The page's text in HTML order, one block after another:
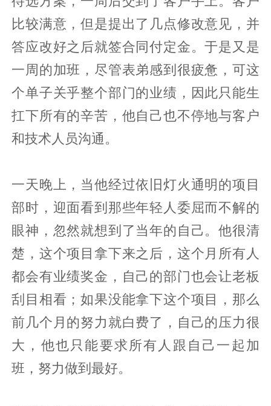
比较满意，但是提出了几点修改意见，并
答应改好之后就签合同付定金。于是又是
一周的加班，尽管表弟感到很疲惫，可这
个单子关乎整个部门的业绩，因此只能生
扛下所有的辛苦，他自己也不停地与客户
和技术人员沟通。
一天晚上，当他经过依旧灯火通明的项目
部时，迎面看到那些年轻人委屈而不解的
眼神，忽然就想到了当年的自己。他很清
楚，这个项目拿下来之后，这个月所有人
都会有业绩奖金，自己的部门也会让老板
刮目相看；如果没能拿下这个项目，那么
前几个月的努力就白费了，自己的压力很
大，他也只能要求所有人跟自己一起加
班，努力做到最好。